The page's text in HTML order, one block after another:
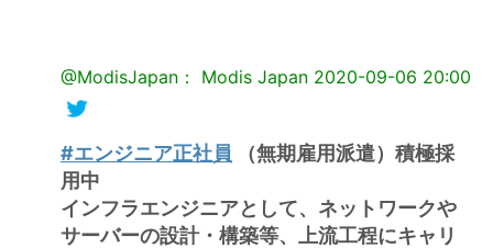
@ModisJapan： Modis Japan 2020-09-06 20:00
#エンジニア正社員 （無期雇用派遣）積極採
用中
インフラエンジニアとして、ネットワークや
サーバーの設計・構築等、上流工程にキャリ